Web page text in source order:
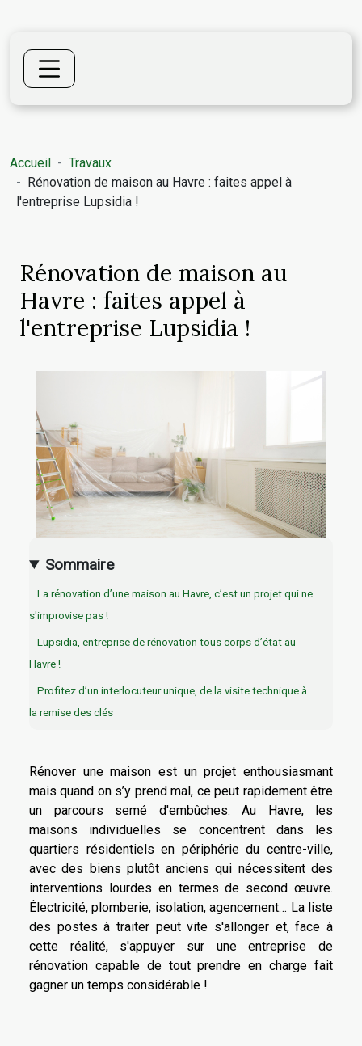
Accueil
Travaux
Rénovation de maison au Havre : faites appel à
l'entreprise Lupsidia !
Rénovation de maison au
Havre : faites appel à
l'entreprise Lupsidia !
Sommaire
La rénovation d’une maison au Havre, c’est un projet qui ne
s'improvise pas !
Lupsidia, entreprise de rénovation tous corps d’état au
Havre !
Profitez d’un interlocuteur unique, de la visite technique à
la remise des clés
Rénover une maison est un projet enthousiasmant
mais quand on s’y prend mal, ce peut rapidement être
un parcours semé d'embûches. Au Havre, les
maisons individuelles se concentrent dans les
quartiers résidentiels en périphérie du centre-ville,
avec des biens plutôt anciens qui nécessitent des
interventions lourdes en termes de second œuvre.
Électricité, plomberie, isolation, agencement… La liste
des postes à traiter peut vite s'allonger et, face à
cette réalité, s'appuyer sur une entreprise de
rénovation capable de tout prendre en charge fait
gagner un temps considérable !